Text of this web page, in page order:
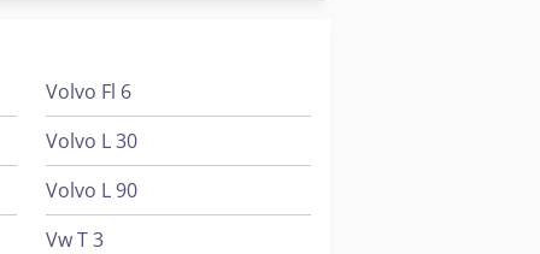
Volvo Fl 6
Volvo L 30
Volvo L 90
Vw T 3